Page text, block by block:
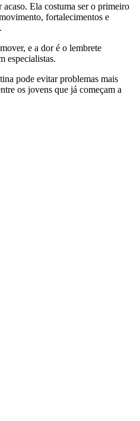
acaso. Ela costuma ser o primeiro
fortalecimentos e
e a dor é o lembrete
especialistas.
pode evitar problemas mais
os jovens que já começam a